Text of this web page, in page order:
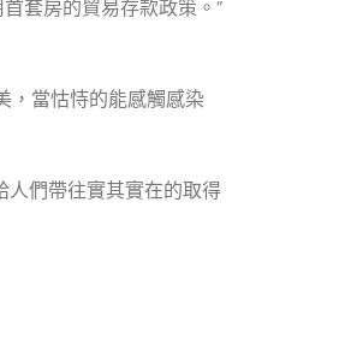
套房的貿易存款政策。”
，當怙恃的能感觸感染
人們帶往實其實在的取得